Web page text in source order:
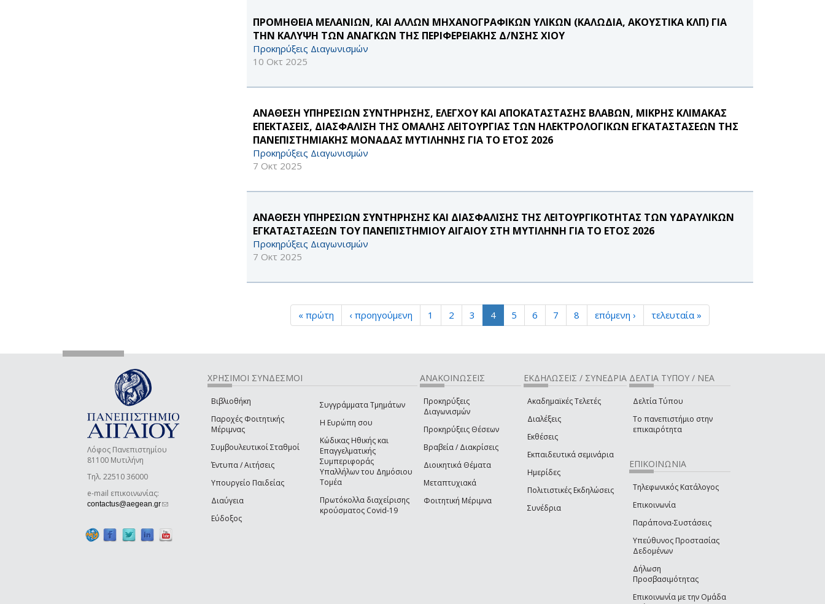
ΠΡΟΜΗΘΕΙΑ ΜΕΛΑΝΙΩΝ, ΚΑΙ ΑΛΛΩΝ ΜΗΧΑΝΟΓΡΑΦΙΚΩΝ ΥΛΙΚΩΝ (ΚΑΛΩΔΙΑ, ΑΚΟΥΣΤΙΚΑ ΚΛΠ) ΓΙΑ
ΤΗΝ ΚΑΛΥΨΗ ΤΩΝ ΑΝΑΓΚΩΝ ΤΗΣ ΠΕΡΙΦΕΡΕΙΑΚΗΣ Δ/ΝΣΗΣ ΧΙΟΥ
Προκηρύξεις Διαγωνισμών
10 Οκτ 2025
ΑΝΑΘΕΣΗ ΥΠΗΡΕΣΙΩΝ ΣΥΝΤΗΡΗΣΗΣ, ΕΛΕΓΧΟΥ ΚΑΙ ΑΠΟΚΑΤΑΣΤΑΣΗΣ ΒΛΑΒΩΝ, ΜΙΚΡΗΣ ΚΛΙΜΑΚΑΣ
ΕΠΕΚΤΑΣΕΙΣ, ΔΙΑΣΦΑΛΙΣΗ ΤΗΣ ΟΜΑΛΗΣ ΛΕΙΤΟΥΡΓΙΑΣ ΤΩΝ ΗΛΕΚΤΡΟΛΟΓΙΚΩΝ ΕΓΚΑΤΑΣΤΑΣΕΩΝ ΤΗΣ
ΠΑΝΕΠΙΣΤΗΜΙΑΚΗΣ ΜΟΝΑΔΑΣ ΜΥΤΙΛΗΝΗΣ ΓΙΑ ΤΟ ΕΤΟΣ 2026
Προκηρύξεις Διαγωνισμών
7 Οκτ 2025
ΑΝΑΘΕΣΗ ΥΠΗΡΕΣΙΩΝ ΣΥΝΤΗΡΗΣΗΣ ΚΑΙ ΔΙΑΣΦΑΛΙΣΗΣ ΤΗΣ ΛΕΙΤΟΥΡΓΙΚΟΤΗΤΑΣ ΤΩΝ ΥΔΡΑΥΛΙΚΩΝ
ΕΓΚΑΤΑΣΤΑΣΕΩΝ ΤΟΥ ΠΑΝΕΠΙΣΤΗΜΙΟΥ ΑΙΓΑΙΟΥ ΣΤΗ ΜΥΤΙΛΗΝΗ ΓΙΑ ΤΟ ΕΤΟΣ 2026
Προκηρύξεις Διαγωνισμών
7 Οκτ 2025
« πρώτη ‹ προηγούμενη 1 2 3 4 5 6 7 8 επόμενη › τελευταία »
Λόφος Πανεπιστημίου
81100 Μυτιλήνη
Τηλ. 22510 36000
e-mail επικοινωνίας:
contactus@aegean.gr(link sends e-mail)
ΧΡΗΣΙΜΟΙ ΣΥΝΔΕΣΜΟΙ
Βιβλιοθήκη
Παροχές Φοιτητικής
Μέριμνας
Συμβουλευτικοί Σταθμοί
Έντυπα / Αιτήσεις
Υπουργείο Παιδείας
Διαύγεια
Εύδοξος
Συγγράμματα Τμημάτων
Η Ευρώπη σου
Κώδικας Ηθικής και
Επαγγελματικής
Συμπεριφοράς
Υπαλλήλων του Δημόσιου
Τομέα
Πρωτόκολλα διαχείρισης
κρούσματος Covid-19
ΑΝΑΚΟΙΝΩΣΕΙΣ
Προκηρύξεις
Διαγωνισμών
Προκηρύξεις Θέσεων
Βραβεία / Διακρίσεις
Διοικητικά Θέματα
Μεταπτυχιακά
Φοιτητική Μέριμνα
ΕΚΔΗΛΩΣΕΙΣ / ΣΥΝΕΔΡΙΑ
Ακαδημαϊκές Τελετές
Διαλέξεις
Εκθέσεις
Εκπαιδευτικά σεμινάρια
Ημερίδες
Πολιτιστικές Εκδηλώσεις
Συνέδρια
ΔΕΛΤΙΑ ΤΥΠΟΥ / ΝΕΑ
Δελτία Τύπου
Το πανεπιστήμιο στην
επικαιρότητα
ΕΠΙΚΟΙΝΩΝΙΑ
Τηλεφωνικός Κατάλογος
Επικοινωνία
Παράπονα-Συστάσεις
Υπεύθυνος Προστασίας
Δεδομένων
Δήλωση
Προσβασιμότητας
Επικοινωνία με την Ομάδα